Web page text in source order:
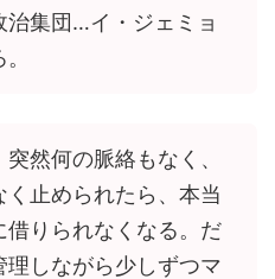
治集団…イ・ジェミョ
然何の脈絡もなく、
く止められたら、本当
借りられなくなる。だ
理しながら少しずつマ